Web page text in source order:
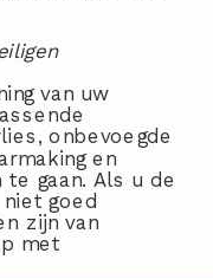
van uw
onbevoegde
en
gaan. Als u de
goed
zijn van
met